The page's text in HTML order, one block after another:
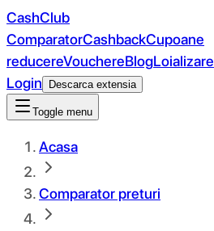
CashClub
ComparatorCashbackCupoane
reducereVouchereBlogLoializare
Login
Descarca extensia
Toggle menu
Acasa
Comparator preturi